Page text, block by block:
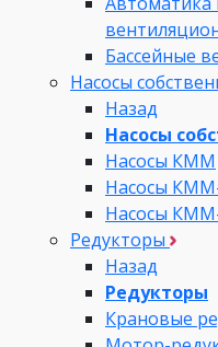
Бассейные
Насосы
Назад
Насосы
Насосы КММ
Насосы
Насосы
Редукторы
Назад
Редукторы
Крановые